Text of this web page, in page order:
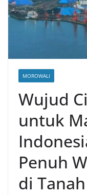
MOROWALI
Wujud
untuk
Penuh
di